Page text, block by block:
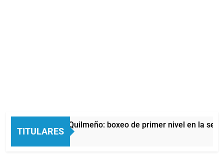
TITULARES
del Afro Quilmeño: boxeo de primer nivel en la sede de
Atrás